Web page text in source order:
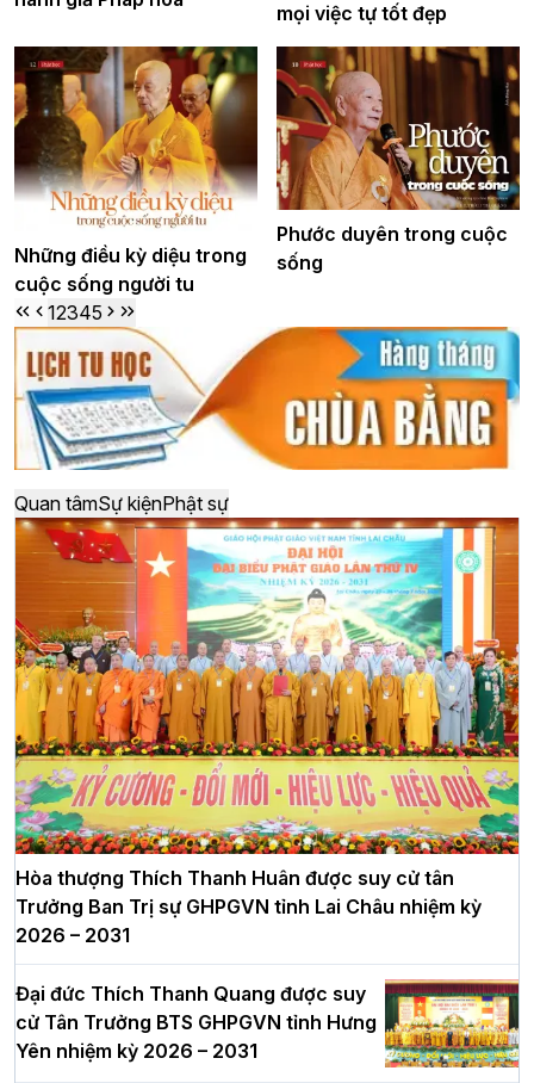
mọi việc tự tốt đẹp
Những điều kỳ diệu trong
cuộc sống người tu
Phước duyên trong cuộc
sống
12345
Quan tâmSự kiệnPhật sự
Hòa thượng Thích Thanh Huân được suy cử tân
Trưởng Ban Trị sự GHPGVN tỉnh Lai Châu nhiệm kỳ
2026 – 2031
Đại đức Thích Thanh Quang được suy
cử Tân Trưởng BTS GHPGVN tỉnh Hưng
Yên nhiệm kỳ 2026 – 2031